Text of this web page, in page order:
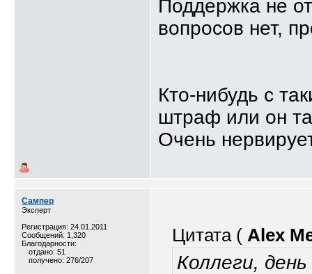
Поддержка не
вопросов нет,
Кто-нибудь с
штраф или он
Очень
Сампер
Эксперт
Регистрация: 24.01.2011
Сообщений: 1,320
Благодарности:
отдано: 51
получено: 276/207
Цитата ( Alex
Коллеги,